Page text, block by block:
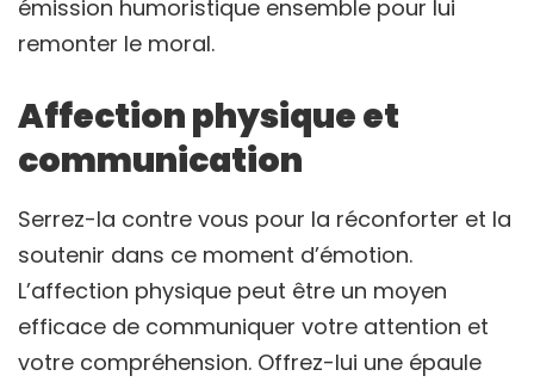
émission humoristique ensemble pour lui
remonter le moral.
Affection physique et
communication
Serrez-la contre vous pour la réconforter et la
soutenir dans ce moment d’émotion.
L’affection physique peut être un moyen
efficace de communiquer votre attention et
votre compréhension. Offrez-lui une épaule